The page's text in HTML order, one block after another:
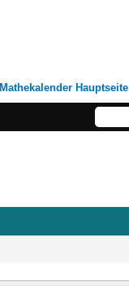
Mathekalender Hauptseite